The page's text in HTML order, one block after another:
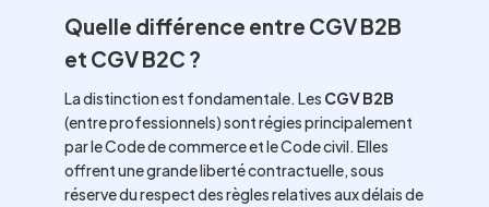
Quelle différence entre CGV B2B
et CGV B2C ?
La distinction est fondamentale. Les CGV B2B
(entre professionnels) sont régies principalement
par le Code de commerce et le Code civil. Elles
offrent une grande liberté contractuelle, sous
réserve du respect des règles relatives aux délais de